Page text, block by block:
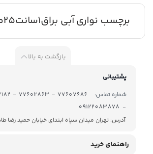
برچسب نواری آبی براق1سانت25متری
بازگشت به بالا
پشتیبانی
شماره تماس:
- 09122083878
آدرس: تهران میدان سپاه ابتدای خیابان حمید رضا
راهنمای خرید